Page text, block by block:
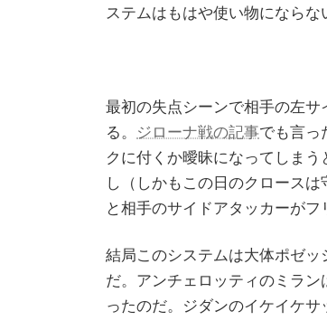
ステムはもはや使い物にならな
最初の失点シーンで相手の左
る。
ジローナ戦の記事でも言っ
クに付くか曖昧になってしま
し（しかもこの日のクロース
と相手のサイドアタッカーがフ
結局このシステムは大体ポゼ
だ。アンチェロッティのミラ
ったのだ。ジダンのイケイケサ